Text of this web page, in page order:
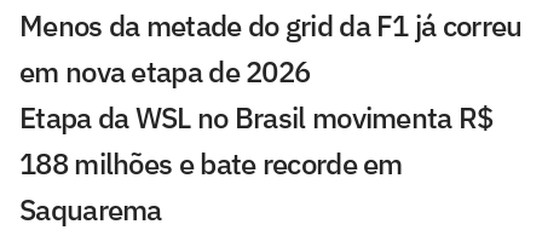
Menos da metade do grid da F1 já correu
em nova etapa de 2026
Etapa da WSL no Brasil movimenta R$
188 milhões e bate recorde em
Saquarema